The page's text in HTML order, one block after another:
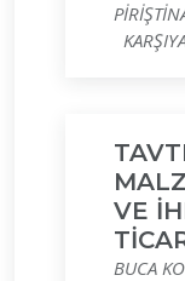
VE
BUCA